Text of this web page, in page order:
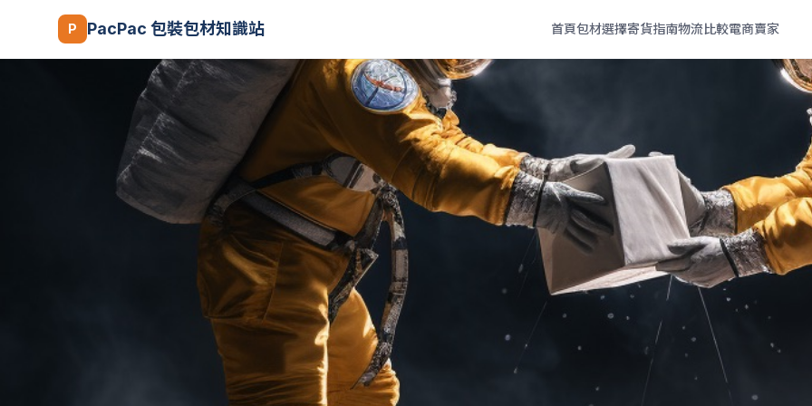
P PacPac 包裝包材知識站 首頁包材選擇寄貨指南物流比較電商賣家